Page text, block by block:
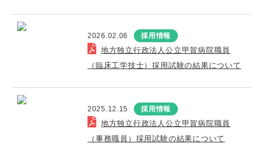
2026.02.06 採用情報
地方独立行政法人公立甲賀病院職員
（臨床工学技士）採用試験の結果について
2025.12.15 採用情報
地方独立行政法人公立甲賀病院職員
（事務職員）採用試験の結果について